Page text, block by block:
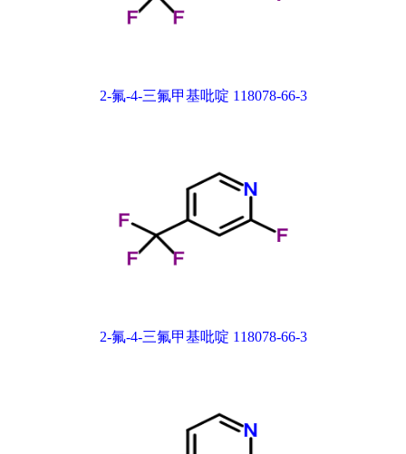
2-氟-4-三氟甲基吡啶 118078-66-3
2-氟-4-三氟甲基吡啶 118078-66-3